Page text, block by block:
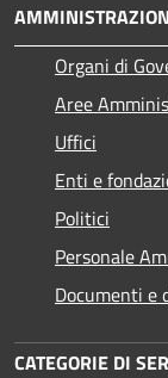
Organi di
Aree
Uffici
Enti e
Politici
Personale
Documenti e
CATEGORIE DI